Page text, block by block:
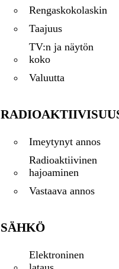
Rengaskokolaskin
Taajuus
TV:n ja näytön
koko
Valuutta
Imeytynyt annos
Radioaktiivinen
hajoaminen
Vastaava annos
SÄHKÖ
Elektroninen